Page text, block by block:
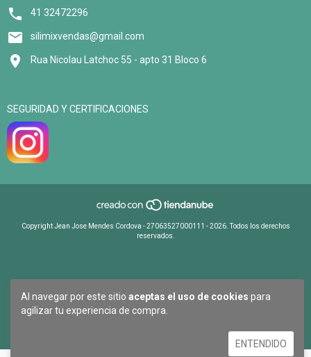
Al navegar por este sitio aceptas el uso de cookies para
agilizar tu experiencia de compra.
ENTENDIDO
41 32472296
silimixvendas@gmail.com
Rua Nicolau Latchoc 55 - apto 31 Bloco 6
SEGURIDAD Y CERTIFICACIONES
Copyright Jean Jose Mendes Cordova - 27063527000111 - 2026. Todos los derechos
reservados.